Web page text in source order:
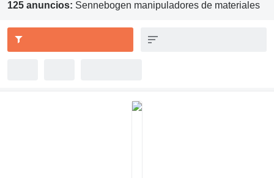
125 anuncios: Sennebogen manipuladores de materiales